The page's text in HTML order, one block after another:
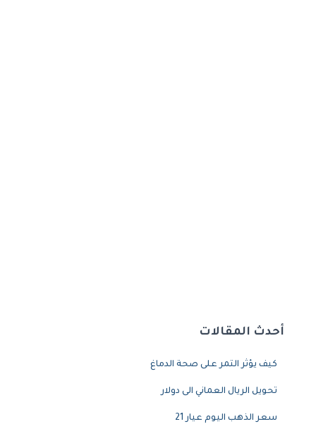
أحدث المقالات
كيف يؤثر التمر على صحة الدماغ
تحويل الريال العماني الى دولار
سعر الذهب اليوم عيار 21